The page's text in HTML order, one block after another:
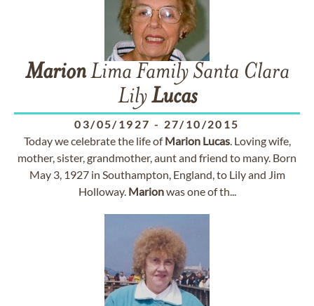
MarionLima Family Santa Clara
LilyLucas
03/05/1927 - 27/10/2015
Today we celebrate the life ofMarion Lucas. Loving wife,
mother, sister, grandmother, aunt and friend to many. Born
May 3, 1927 in Southampton, England, to Lily and Jim
Holloway. Marionwas one of th...